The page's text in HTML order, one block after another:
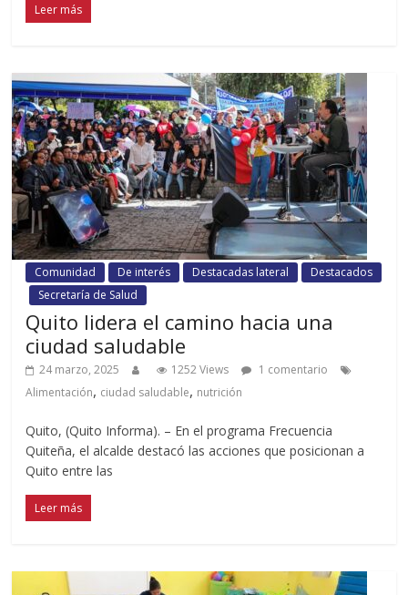
Leer más
Comunidad De interés Destacadas lateral
Destacados
Secretaría de Salud
Quito lidera el camino hacia una
ciudad saludable
24 marzo, 2025 1252 Views
1 comentario
Alimentación, ciudad saludable, nutrición
Quito, (Quito Informa). – En el programa Frecuencia
Quiteña, el alcalde destacó las acciones que posicionan a
Quito entre las
Leer más